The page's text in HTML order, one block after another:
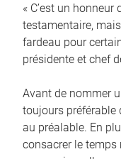
« C’est un honneur
testamentaire,
fardeau pour
présidente et chef
Avant de nommer
toujours préférable
au préalable. En
consacrer le temps